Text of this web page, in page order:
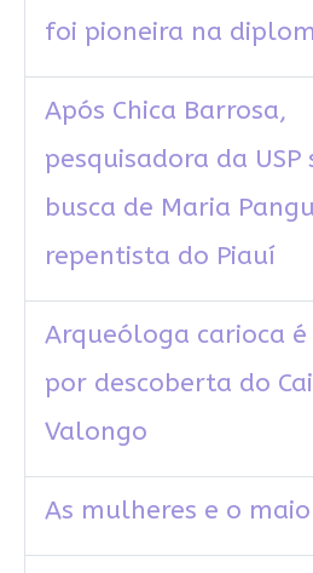
foi pioneira na
Após Chica Barrosa,
pesquisadora da USP
busca de Maria
repentista do Piauí
Arqueóloga carioca
por descoberta do
Valongo
As mulheres e o